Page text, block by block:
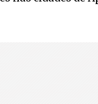
160
bebês, por
transmitir
mensais,